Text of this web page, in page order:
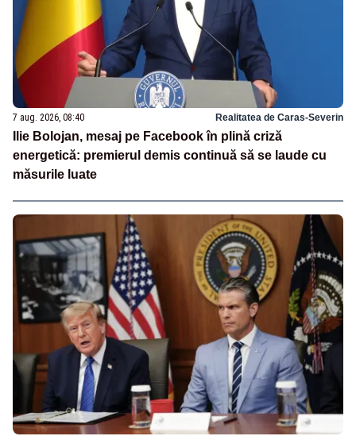
7 aug. 2026, 08:40 Realitatea de Caras-Severin
Ilie Bolojan, mesaj pe Facebook în plină criză
energetică: premierul demis continuă să se laude cu
măsurile luate